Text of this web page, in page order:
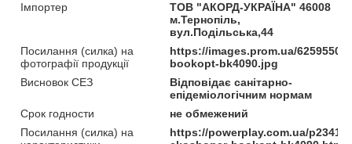
Імпортер
ТОВ "АКОРД-УКРАЇНА" 46008
м.Тернопіль,
вул.Подільська,44
Посилання (силка) на
фотографії продукції
https://images.prom.ua/
bookopt-bk4090.jpg
Висновок СЕЗ
Відповідає санітарно-
епідеміологічним нормам
Срок годности
не обмежений
Посилання (силка) на
https://powerplay.com.ua/